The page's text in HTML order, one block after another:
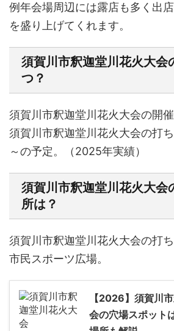
例年会場周辺には露店も多く出
を盛り上げてくれます。
須賀川市釈迦堂川花火大会
つ？
須賀川市釈迦堂川花火大会の開
須賀川市釈迦堂川花火大会の打
～の予定。（2025年実績）
須賀川市釈迦堂川花火大会
所は？
須賀川市釈迦堂川花火大会の打
市民スポーツ広場。
【2026】須賀川
会の穴場スポット